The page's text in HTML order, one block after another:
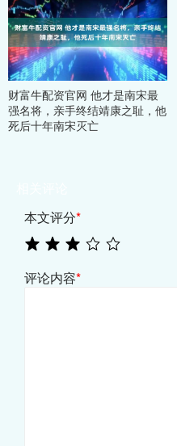
财富牛配资官网 他才是南宋最
强名将，亲手终结靖康之耻，他
死后十年南宋灭亡
本文评分*
评论内容*